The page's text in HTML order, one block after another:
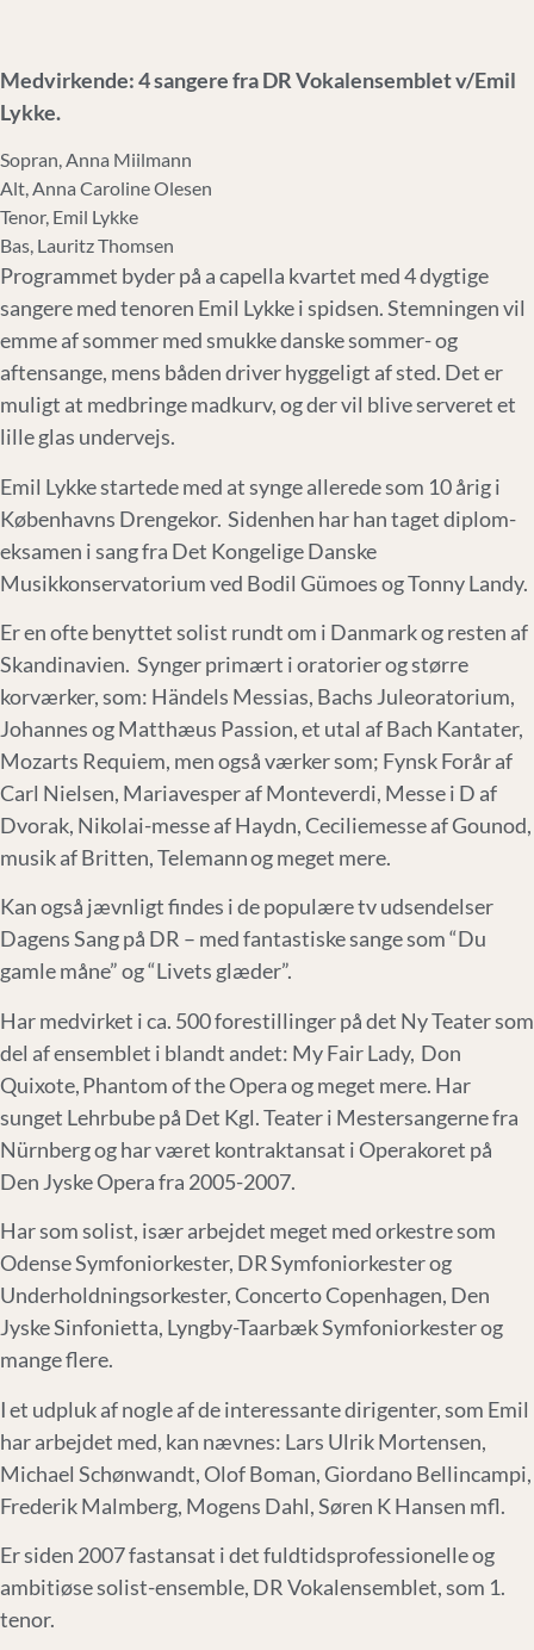
Medvirkende: 4 sangere fra DR Vokalensemblet v/Emil
Lykke.
Sopran, Anna Miilmann
Alt, Anna Caroline Olesen
Tenor, Emil Lykke
Bas, Lauritz Thomsen
Programmet byder på a capella kvartet med 4 dygtige
sangere med tenoren Emil Lykke i spidsen. Stemningen vil
emme af sommer med smukke danske sommer- og
aftensange, mens båden driver hyggeligt af sted. Det er
muligt at medbringe madkurv, og der vil blive serveret et
lille glas undervejs.
Emil Lykke startede med at synge allerede som 10 årig i
Københavns Drengekor. Sidenhen har han taget diplom-
eksamen i sang fra Det Kongelige Danske
Musikkonservatorium ved Bodil Gümoes og Tonny Landy.
Er en ofte benyttet solist rundt om i Danmark og resten af
Skandinavien. Synger primært i oratorier og større
korværker, som: Händels Messias, Bachs Juleoratorium,
Johannes og Matthæus Passion, et utal af Bach Kantater,
Mozarts Requiem, men også værker som; Fynsk Forår af
Carl Nielsen, Mariavesper af Monteverdi, Messe i D af
Dvorak, Nikolai-messe af Haydn, Ceciliemesse af Gounod,
musik af Britten, Telemann og meget mere.
Kan også jævnligt findes i de populære tv udsendelser
Dagens Sang på DR – med fantastiske sange som “Du
gamle måne” og “Livets glæder”.
Har medvirket i ca. 500 forestillinger på det Ny Teater som
del af ensemblet i blandt andet: My Fair Lady, Don
Quixote, Phantom of the Opera og meget mere. Har
sunget Lehrbube på Det Kgl. Teater i Mestersangerne fra
Nürnberg og har været kontraktansat i Operakoret på
Den Jyske Opera fra 2005-2007.
Har som solist, især arbejdet meget med orkestre som
Odense Symfoniorkester, DR Symfoniorkester og
Underholdningsorkester, Concerto Copenhagen, Den
Jyske Sinfonietta, Lyngby-Taarbæk Symfoniorkester og
mange flere.
I et udpluk af nogle af de interessante dirigenter, som Emil
har arbejdet med, kan nævnes: Lars Ulrik Mortensen,
Michael Schønwandt, Olof Boman, Giordano Bellincampi,
Frederik Malmberg, Mogens Dahl, Søren K Hansen mfl.
Er siden 2007 fastansat i det fuldtidsprofessionelle og
ambitiøse solist-ensemble, DR Vokalensemblet, som 1.
tenor.